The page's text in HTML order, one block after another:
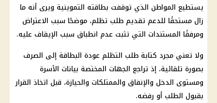
يستطيع المواطن الذي توقفت بطاقته التموينية ويرى أنه ما
زال مستحقًا للدعم تقديم طلب تظلم، موضحًا سبب الاعتراض
ومرفقًا المستندات التي تثبت عدم انطباق سبب الإيقاف عليه.
ولا تعني مجرد كتابة طلب التظلم عودة البطاقة إلى الصرف
بصورة تلقائية، إذ تراجع الجهات المختصة بيانات الأسرة
ومستوى الدخل والإنفاق والممتلكات والحيازة، قبل اتخاذ القرار
بقبول الطلب أو رفضه.